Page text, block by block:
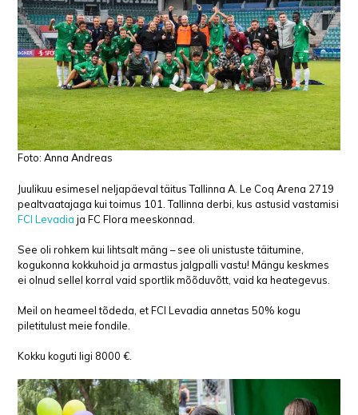
Foto: Anna Andreas
Juulikuu esimesel neljapäeval täitus Tallinna A. Le Coq Arena 2719
pealtvaatajaga kui toimus 101. Tallinna derbi, kus astusid vastamisi
FCI Levadia ja FC Flora meeskonnad.
See oli rohkem kui lihtsalt mäng – see oli unistuste täitumine,
kogukonna kokkuhoid ja armastus jalgpalli vastu! Mängu keskmes
ei olnud sellel korral vaid sportlik mõõduvõtt, vaid ka heategevus.
Meil on heameel tõdeda, et FCI Levadia annetas 50% kogu
piletitulust meie fondile.
Kokku koguti ligi 8000 €.